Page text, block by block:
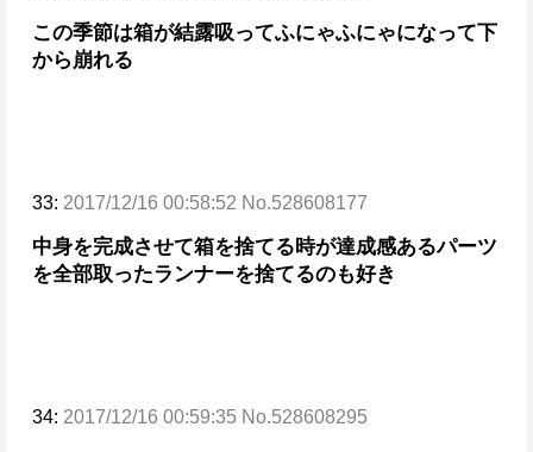
この季節は箱が結露吸ってふにゃふにゃになって下
から崩れる
33: 2017/12/16 00:58:52 No.528608177
中身を完成させて箱を捨てる時が達成感あるパーツ
を全部取ったランナーを捨てるのも好き
34: 2017/12/16 00:59:35 No.528608295